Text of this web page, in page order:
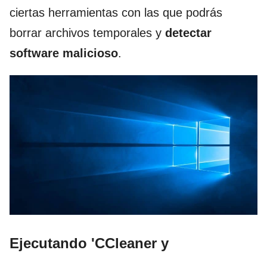
ciertas herramientas con las que podrás
borrar archivos temporales y detectar
software malicioso.
Ejecutando 'CCleaner y